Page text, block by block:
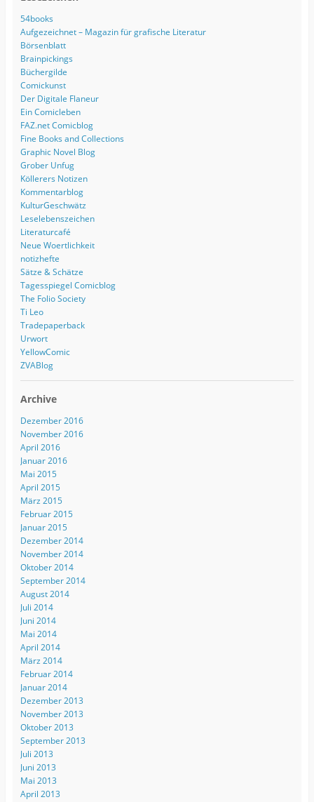
54books
Aufgezeichnet – Magazin für grafische Literatur
Börsenblatt
Brainpickings
Büchergilde
Comickunst
Der Digitale Flaneur
Ein Comicleben
FAZ.net Comicblog
Fine Books and Collections
Graphic Novel Blog
Grober Unfug
Köllerers Notizen
Kommentarblog
KulturGeschwätz
Leselebenszeichen
Literaturcafé
Neue Woertlichkeit
notizhefte
Sätze & Schätze
Tagesspiegel Comicblog
The Folio Society
Ti Leo
Tradepaperback
Urwort
YellowComic
ZVABlog
Archive
Dezember 2016
November 2016
April 2016
Januar 2016
Mai 2015
April 2015
März 2015
Februar 2015
Januar 2015
Dezember 2014
November 2014
Oktober 2014
September 2014
August 2014
Juli 2014
Juni 2014
Mai 2014
April 2014
März 2014
Februar 2014
Januar 2014
Dezember 2013
November 2013
Oktober 2013
September 2013
Juli 2013
Juni 2013
Mai 2013
April 2013